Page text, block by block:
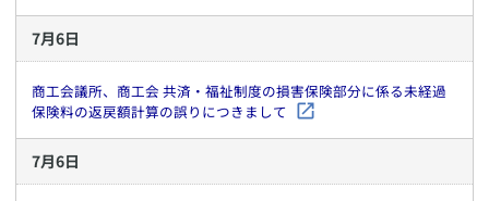
7月6日
商工会議所、商工会 共済・福祉制度の損害保険部分に係る未経過
保険料の返戻額計算の誤りにつきまして
7月6日